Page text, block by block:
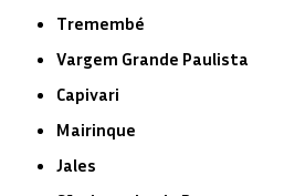
Tremembé
Vargem Grande Paulista
Capivari
Mairinque
Jales